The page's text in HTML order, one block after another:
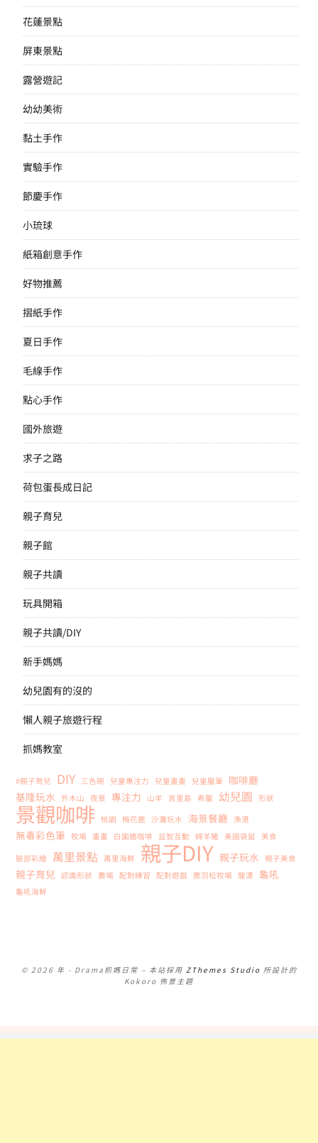
花蓮景點
屏東景點
露營遊記
幼幼美術
黏土手作
實驗手作
節慶手作
小琉球
紙箱創意手作
好物推薦
摺紙手作
夏日手作
毛線手作
點心手作
國外旅遊
求子之路
荷包蛋長成日記
親子育兒
親子館
親子共讀
玩具開箱
親子共讀/DIY
新手媽媽
幼兒園有的沒的
懶人親子旅遊行程
抓媽教室
#親子育兒 DIY 三色碗 兒童專注力 兒童畫畫 兒童臘筆
咖啡廳
基隆玩水 外木山 夜景 專注力 山羊 峇里島 希臘 幼兒園 形狀
景觀咖啡 桃園 梅花鹿 沙灘玩水 海景餐廳 漁港
無毒彩色筆 牧場 畫畫 白圍牆咖啡 益智互動 綿羊豬 美國袋鼠 美食
臉部彩繪 萬里景點 萬里海鮮 親子DIY 親子玩水 親子美食
親子育兒 認識形狀 農場 配對練習 配對遊戲 鹿羽松牧場 龍潭 龜吼
龜吼海鮮
© 2026 年 - Drama抓媽日常 – 本站採用 ZThemes Studio 所設計的
Kokoro 佈景主題